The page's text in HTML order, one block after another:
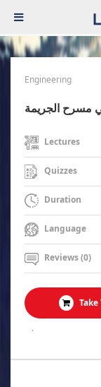
Engineering
في مسرح الجريمة
Lectures
Quizzes
Duration
Language
Reviews (0)
.